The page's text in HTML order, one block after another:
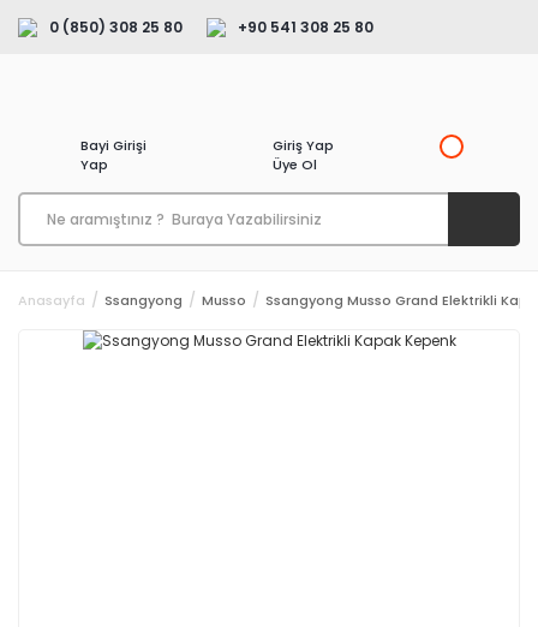
0 (850) 308 25 80 +90 541 308 25 80
Bayi Girişi
Yap
Giriş Yap
Üye Ol
Anasayfa Ssangyong Musso Ssangyong Musso Grand Elektrikli